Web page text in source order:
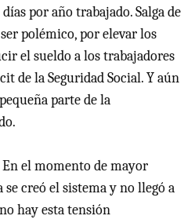
por año trabajado. Salga de
polémico, por elevar los
el sueldo a los trabajadores
de la Seguridad Social. Y aún
parte de la
En el momento de mayor
creó el sistema y no llegó a
hay esta tensión